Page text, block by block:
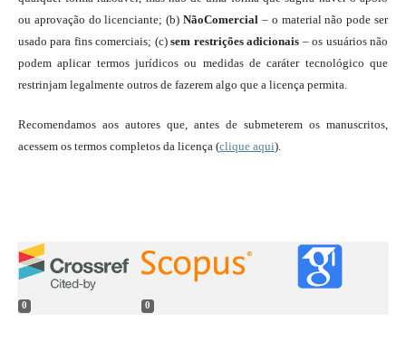
ou aprovação do licenciante; (b)NãoComercial – o material não pode ser
usado para fins comerciais; (c)sem restrições adicionais – os usuários não
podem aplicar termos jurídicos ou medidas de caráter tecnológico que
restrinjam legalmente outros de fazerem algo que a licença permita.
Recomendamos aos autores que, antes de submeterem os manuscritos,
acessem os termos completos da licença (clique aqui).
0 0